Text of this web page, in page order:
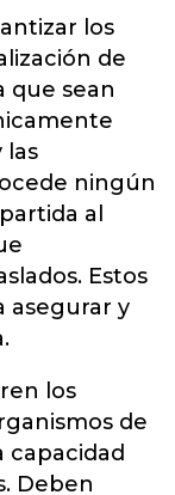
los
de
que sean
las
ningún
al
Estos
asegurar y
los
de
Deben